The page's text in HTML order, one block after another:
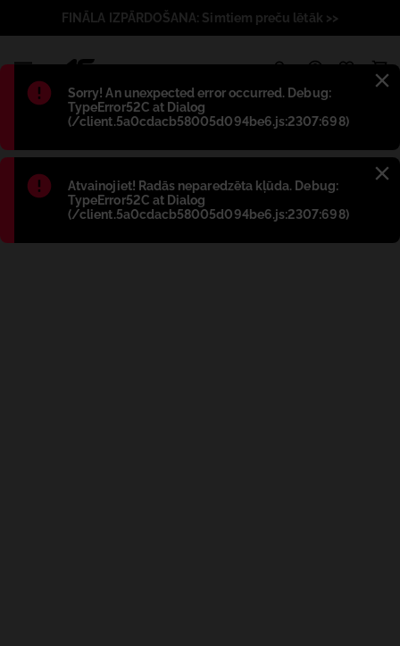
Błąd:
Sorry! An unexpected error occurred. Debug:
TypeError52C at Dialog
(/client.5a0cdacb58005d094be6.js:2307:698)
Błąd:
Atvainojiet! Radās neparedzēta kļūda. Debug:
TypeError52C at Dialog
(/client.5a0cdacb58005d094be6.js:2307:698)
FINĀLA IZPĀRDOŠANA: Simtiem preču lētāk >>